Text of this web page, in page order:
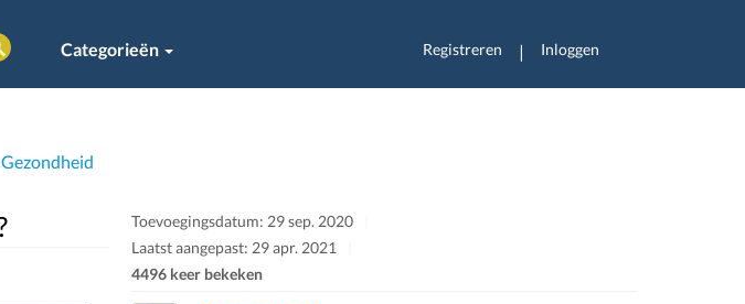
Categorieën Registreren | Inloggen
Gezondheid
Toevoegingsdatum: 29 sep. 2020
Laatst aangepast: 29 apr. 2021
4496 keer bekeken